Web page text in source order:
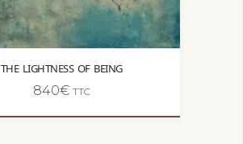
THE LIGHTNESS OF BEING
840€ TTC